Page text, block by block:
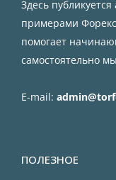
Здесь
примерами
помогает
самостоятельно
E-mail:
ПОЛЕЗНОЕ